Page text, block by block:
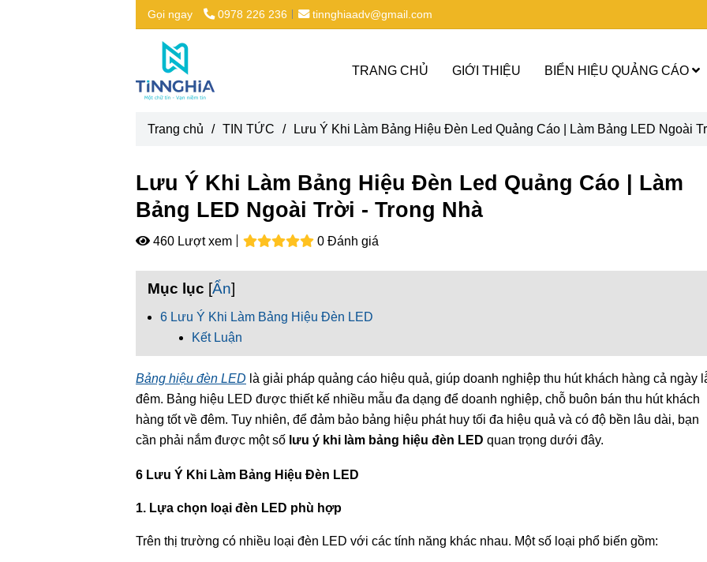
Gọi ngay 0978 226 236 tinnghiaadv@gmail.com
TRANG CHỦ GIỚI THIỆU BIỂN HIỆU QUẢNG CÁO
Trang chủ / TIN TỨC / Lưu Ý Khi Làm Bảng Hiệu Đèn Led Quảng Cáo | Làm Bảng LED Ngoài
Lưu Ý Khi Làm Bảng Hiệu Đèn Led Quảng Cáo | Làm
Bảng LED Ngoài Trời - Trong Nhà
460 Lượt xem 0 Đánh giá
Mục lục [Ẩn]
6 Lưu Ý Khi Làm Bảng Hiệu Đèn LED
Kết Luận
Bảng hiệu đèn LED là giải pháp quảng cáo hiệu quả, giúp doanh nghiệp thu hút khách hàng cả ngày
đêm. Bảng hiệu LED được thiết kế nhiều mẫu đa dạng để doanh nghiệp, chỗ buôn bán thu hút khách
hàng tốt về đêm. Tuy nhiên, để đảm bảo bảng hiệu phát huy tối đa hiệu quả và có độ bền lâu dài, bạn
cần phải nắm được một số lưu ý khi làm bảng hiệu đèn LED quan trọng dưới đây.
6 Lưu Ý Khi Làm Bảng Hiệu Đèn LED
1. Lựa chọn loại đèn LED phù hợp
Trên thị trường có nhiều loại đèn LED với các tính năng khác nhau. Một số loại phổ biến gồm: